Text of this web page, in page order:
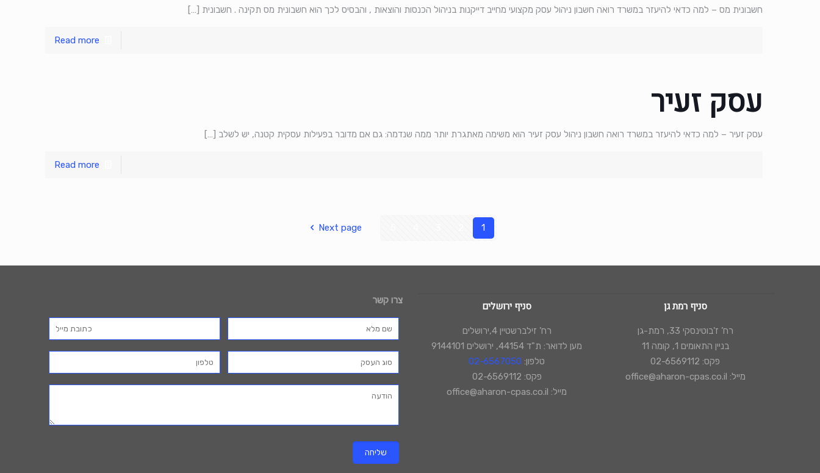
חשבונית מס – למה כדאי להיעזר במשרד רואה חשבון ניהול עסק מקצועי מחייב דייקנות בניהול הכנסות והוצאות , והבסיס לכך הוא חשבונית מס תקינה . חשבונית […]
Read more
עסק זעיר
עסק זעיר – למה כדאי להיעזר במשרד רואה חשבון ניהול עסק זעיר הוא משימה מאתגרת יותר ממה שנדמה: גם אם מדובר בפעילות עסקית קטנה, יש לשלב […]
Read more
1
Next page
סניף רמת גן
רח’ ז'בוטינסקי 33, רמת-גן
בניין התאומים 1, קומה 11
פקס: 02-6569112
מייל: office@aharon-cpas.co.il
סניף ירושלים
רח’ זילברשטיין 4,ירושלים
מען לדואר: ת"ד 44154, ירושלים 9144101
טלפון: 02-6567050
פקס: 02-6569112
מייל: office@aharon-cpas.co.il
צרו קשר